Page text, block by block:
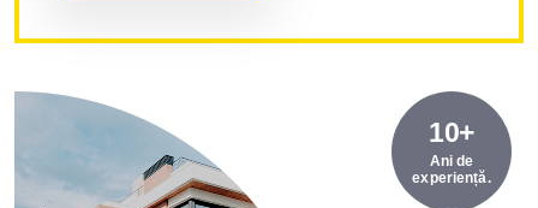
10+
Ani de
experiență.